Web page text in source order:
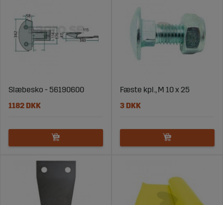
Slæbesko - 56190600
1182 DKK
Fæste kpl., M 10 x 25
3 DKK